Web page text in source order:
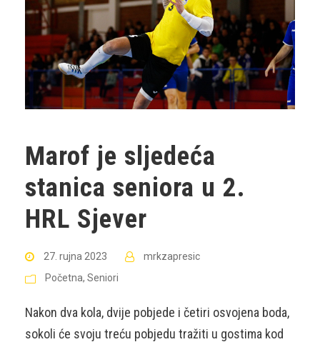
Marof je sljedeća
stanica seniora u 2.
HRL Sjever
27. rujna 2023
mrkzapresic
Početna, Seniori
Nakon dva kola, dvije pobjede i četiri osvojena boda,
sokoli će svoju treću pobjedu tražiti u gostima kod